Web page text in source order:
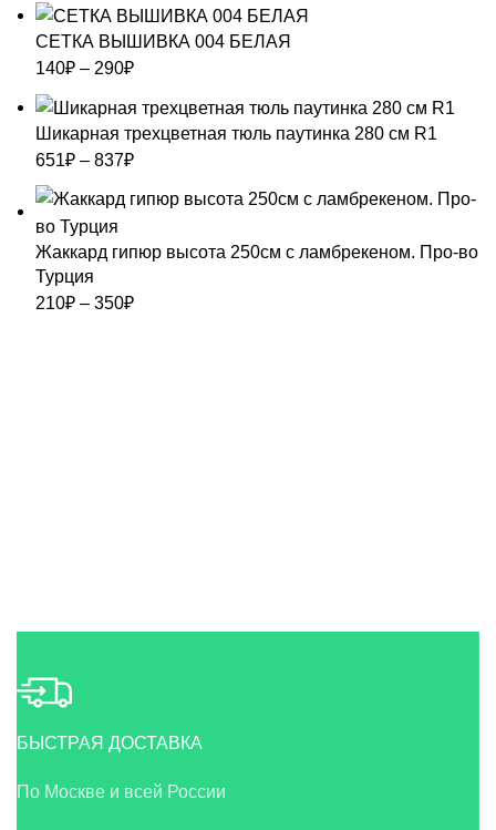
СЕТКА ВЫШИВКА 004 БЕЛАЯ
140₽ – 290₽
Шикарная трехцветная тюль паутинка 280 см R1
651₽ – 837₽
Жаккард гипюр высота 250см с ламбрекеном. Про-во
Турция
210₽ – 350₽
БЫСТРАЯ ДОСТАВКА
По Москве и всей России